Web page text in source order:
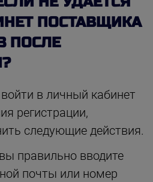
ПОСТАВЩИКА
ПОСЛЕ
в личный кабинет
регистрации,
следующие действия.
правильно вводите
почты или номер